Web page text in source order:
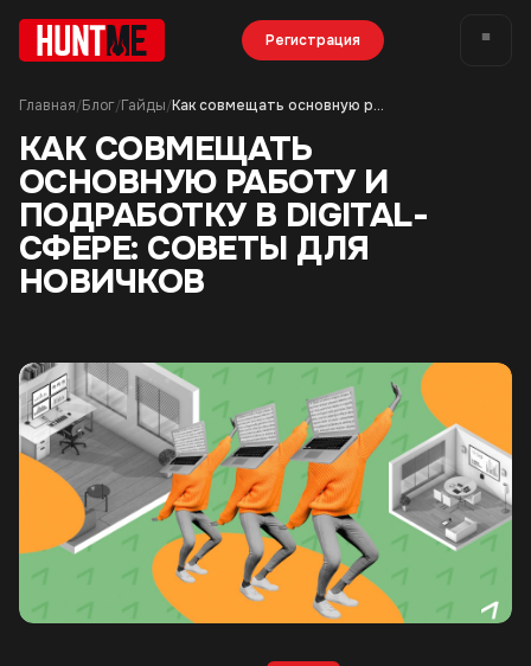
Регистрация
Главная/Блог/Гайды/ Как совмещать основную работу и подработку в digital-сфере: советы для новичков
КАК СОВМЕЩАТЬ
ОСНОВНУЮ РАБОТУ И
ПОДРАБОТКУ В DIGITAL-
СФЕРЕ: СОВЕТЫ ДЛЯ
НОВИЧКОВ